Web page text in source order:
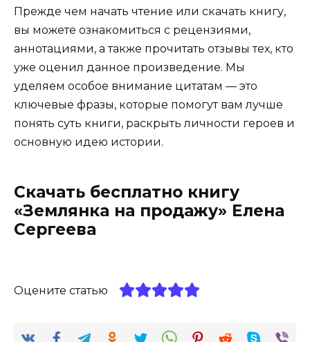
Прежде чем начать чтение или скачать книгу,
вы можете ознакомиться с рецензиями,
аннотациями, а также прочитать отзывы тех, кто
уже оценил данное произведение. Мы
уделяем особое внимание цитатам — это
ключевые фразы, которые помогут вам лучше
понять суть книги, раскрыть личности героев и
основную идею истории.
Скачать бесплатно книгу
«Землянка на продажу» Елена
Сергеева
Оцените статью